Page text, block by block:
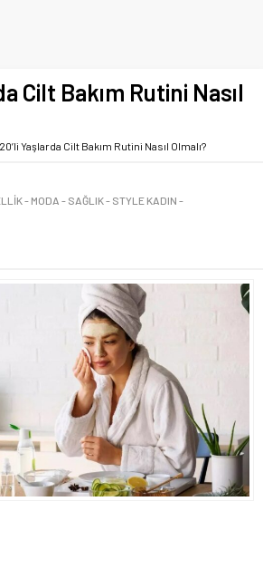
Cilt Bakım Rutini Nasıl
20’li Yaşlarda Cilt Bakım Rutini Nasıl Olmalı?
MODA SAĞLIK
STYLE KADIN